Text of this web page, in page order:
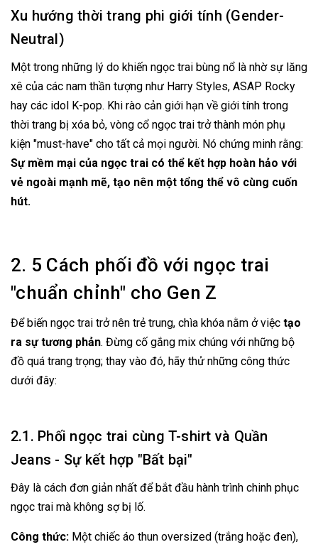
Xu hướng thời trang phi giới tính (Gender-
Neutral)
Một trong những lý do khiến ngọc trai bùng nổ là nhờ sự lăng
xê của các nam thần tượng như Harry Styles, ASAP Rocky
hay các idol K-pop. Khi rào cản giới hạn về giới tính trong
thời trang bị xóa bỏ, vòng cổ ngọc trai trở thành món phụ
kiện "must-have" cho tất cả mọi người. Nó chứng minh rằng:
Sự mềm mại của ngọc trai có thể kết hợp hoàn hảo với
vẻ ngoài mạnh mẽ, tạo nên một tổng thể vô cùng cuốn
hút.
2. 5 Cách phối đồ với ngọc trai
"chuẩn chỉnh" cho Gen Z
Để biến ngọc trai trở nên trẻ trung, chìa khóa nằm ở việc tạo
ra sự tương phản. Đừng cố gắng mix chúng với những bộ
đồ quá trang trọng; thay vào đó, hãy thử những công thức
dưới đây:
2.1. Phối ngọc trai cùng T-shirt và Quần
Jeans - Sự kết hợp "Bất bại"
Đây là cách đơn giản nhất để bắt đầu hành trình chinh phục
ngọc trai mà không sợ bị lố.
Công thức: Một chiếc áo thun oversized (trắng hoặc đen),